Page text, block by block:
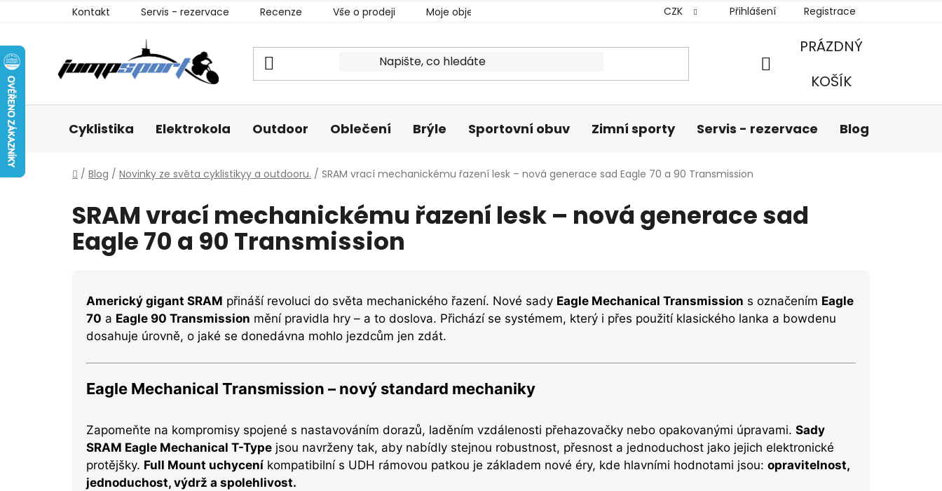
Kontakt Servis - rezervace Recenze Vše o prodeji Moje objednávka CZK Přihlášení Registrace
NÁKUPNÍ
PRÁZDNÝ
KOŠÍK
Cyklistika Elektrokola Outdoor Oblečení Brýle Sportovní obuv Zimní sporty Servis - rezervace Blog
Domů
/ Blog / Novinky ze světa cyklistikyy a outdooru. / SRAM vrací mechanickému řazení lesk – nová generace sad Eagle 70 a 90 Transmission
SRAM vrací mechanickému řazení lesk – nová generace sad
Eagle 70 a 90 Transmission
Americký gigant SRAM přináší revoluci do světa mechanického řazení. Nové sady Eagle Mechanical Transmission s označením Eagle
70 a Eagle 90 Transmission mění pravidla hry – a to doslova. Přichází se systémem, který i přes použití klasického lanka a bowdenu
dosahuje úrovně, o jaké se donedávna mohlo jezdcům jen zdát.
Eagle Mechanical Transmission – nový standard mechaniky
Zapomeňte na kompromisy spojené s nastavováním dorazů, laděním vzdálenosti přehazovačky nebo opakovanými úpravami. Sady
SRAM Eagle Mechanical T-Type jsou navrženy tak, aby nabídly stejnou robustnost, přesnost a jednoduchost jako jejich elektronické
protějšky. Full Mount uchycení kompatibilní s UDH rámovou patkou je základem nové éry, kde hlavními hodnotami jsou: opravitelnost,
jednoduchost, výdrž a spolehlivost.